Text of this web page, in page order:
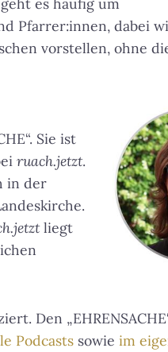
Pfarrer:innen, dabei
vorstellen, ohne
Sie ist
ruach.jetzt.
in der
liegt
Den
Podcasts sowie im